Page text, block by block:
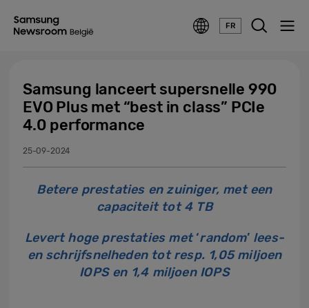
FR
Samsung lanceert supersnelle 990
EVO Plus met “best in class” PCIe
4.0 performance
25-09-2024
Betere prestaties en zuiniger, met een
capaciteit tot 4 TB
Levert hoge prestaties met‘random’lees-
en schrijfsnelheden tot resp. 1,05 miljoen
IOPS en 1,4 miljoen IOPS